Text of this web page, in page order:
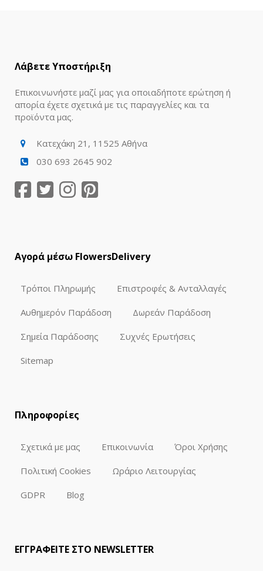
Λάβετε Υποστήριξη
Επικοινωνήστε μαζί μας για οποιαδήποτε ερώτηση ή
απορία έχετε σχετικά με τις παραγγελίες και τα
προϊόντα μας.
Κατεχάκη 21, 11525 Αθήνα
030 693 2645 902
Αγορά μέσω FlowersDelivery
Τρόποι Πληρωμής Επιστροφές & Ανταλλαγές
Αυθημερόν Παράδοση Δωρεάν Παράδοση
Σημεία Παράδοσης Συχνές Ερωτήσεις
Sitemap
Πληροφορίες
Σχετικά με μας Επικοινωνία Όροι Χρήσης
Πολιτική Cookies Ωράριο Λειτουργίας
GDPR Blog
ΕΓΓΡΑΦΕΙΤΕ ΣΤΟ NEWSLETTER